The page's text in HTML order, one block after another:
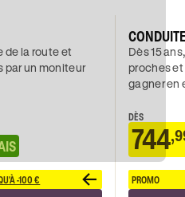
de la route et
par un moniteur
-100 €
Dès 15
proches et
gagner en
DÈS
744
PROMO